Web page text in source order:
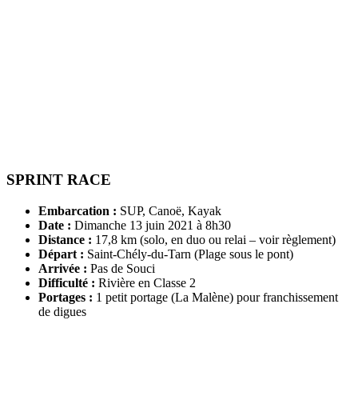
SPRINT RACE
Embarcation : SUP, Canoë, Kayak
Date : Dimanche 13 juin 2021 à 8h30
Distance : 17,8 km (solo, en duo ou relai – voir règlement)
Départ : Saint-Chély-du-Tarn (Plage sous le pont)
Arrivée : Pas de Souci
Difficulté : Rivière en Classe 2
Portages : 1 petit portage (La Malène) pour franchissement
de digues